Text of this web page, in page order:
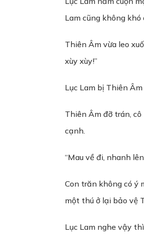
Lam cũng không
Thiên Âm vừa leo
xùy xùy!”
Lục Lam bị Thiên
Thiên Âm đỡ trán,
cạnh.
“Mau về đi, nhanh
Con trăn không có ý
một thú ở lại bảo vệ
Lục Lam nghe vậy